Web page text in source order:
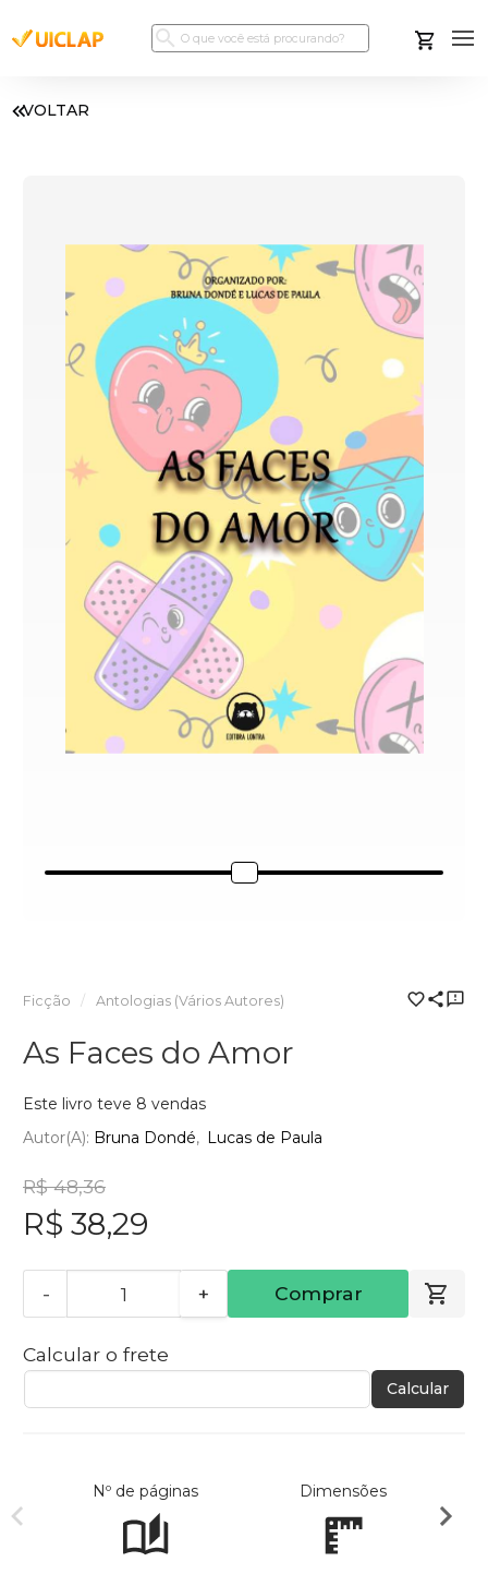
VOLTAR
Ficção Antologias (Vários Autores)
As Faces do Amor
Este livro teve 8 vendas
Autor(a): Bruna Dondé Lucas de Paula
R$ 48,36
R$ 38,29
- + Comprar
Calcular o frete
Calcular
Nº de páginas Dimensões